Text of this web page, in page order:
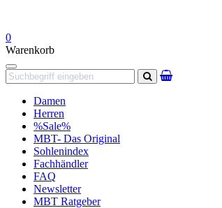
0
Warenkorb
Navigation
Suchen
Damen
Herren
%Sale%
MBT- Das Original
Sohlenindex
Fachhändler
FAQ
Newsletter
MBT Ratgeber